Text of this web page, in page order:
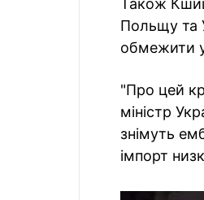
Також
Польщу та
обмежити
"Про цей
міністр
знімуть
імпорт